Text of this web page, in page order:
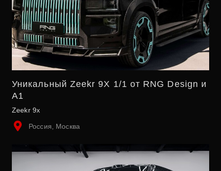
Уникальный Zeekr 9X 1/1 от RNG Design и
A1
Zeekr 9x
Россия, Москва